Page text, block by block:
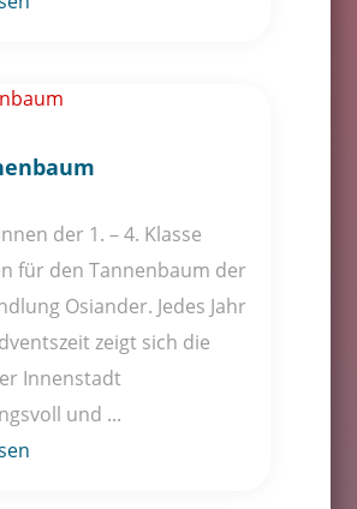
der 1. – 4. Klasse
für den Tannenbaum der
Osiander. Jedes Jahr
zeigt sich die
Innenstadt
und ...